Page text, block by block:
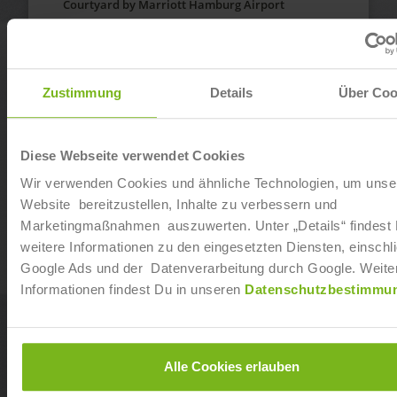
Zustimmung Details Über
Diese Webseite verwendet Cookies
Wir verwenden Cookies und ähnliche Technologien, um
Website bereitzustellen, Inhalte zu verbessern und
Marketingmaßnahmen auszuwerten. Unter „Details“ findest
weitere Informationen zu den eingesetzten Diensten,
Google Ads und der Datenverarbeitung durch Google.
Informationen findest Du in unseren
Alle Cookies erlauben
Courtyard by Marriott Hamburg Airport
Frankfurt
AMEDIA Hotelbetriebs GmbH
Dualer Bachelor of Arts “Hotel Management” in
München & Dachau
AMEDIA Hotelbetriebs GmbH
Ab sofort
Frankfurt
Leonardo Hotels